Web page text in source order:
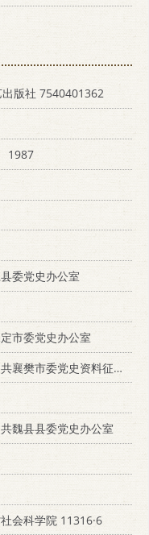
版社 7540401362
1987
委党史办公室
市委党史办公室
樊市委党史资料征编办公室
魏县县委党史办公室
会科学院 11316·6